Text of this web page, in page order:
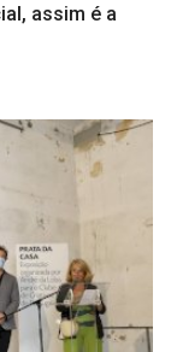
assim é a